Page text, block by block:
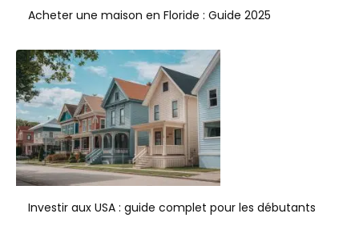
Acheter une maison en Floride : Guide 2025
Investir aux USA : guide complet pour les débutants